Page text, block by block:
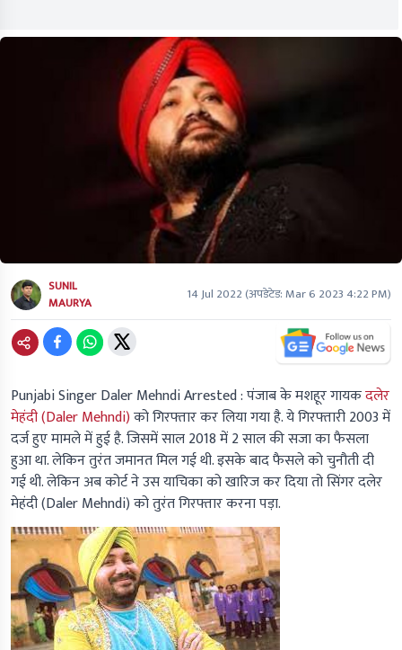
SUNIL
MAURYA
14 Jul 2022(अपडेटेड:Mar 6 2023 4:22 PM)
Punjabi Singer Daler Mehndi Arrested :पंजाब के मशहूर गायकदलेर
मेहंदी (Daler Mehndi)को गिरफ्तार कर लिया गया है. ये गिरफ्तारी 2003 में
दर्ज हुए मामले में हुई है. जिसमें साल 2018 में 2 साल की सजा का फैसला
हुआ था. लेकिन तुरंत जमानत मिल गई थी. इसके बाद फैसले को चुनौती दी
गई थी. लेकिन अब कोर्ट ने उस याचिका को खारिज कर दिया तो सिंगर दलेर
मेहंदी (Daler Mehndi) को तुरंत गिरफ्तार करना पड़ा.